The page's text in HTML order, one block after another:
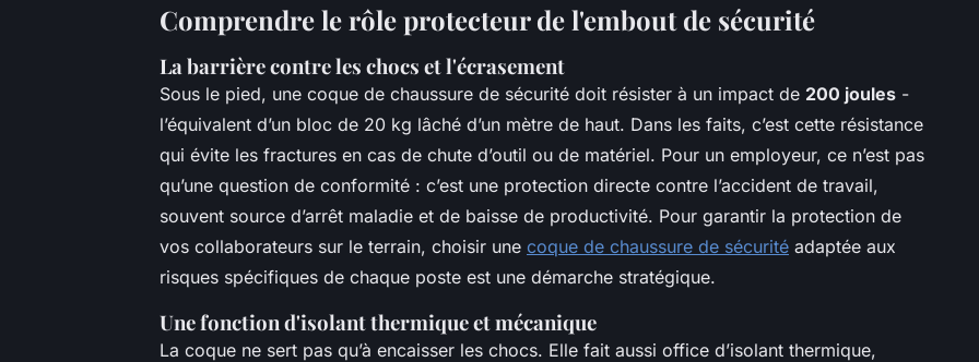
Comprendre le rôle protecteur de l'embout de sécurité
La barrière contre les chocs et l'écrasement
Sous le pied, une coque de chaussure de sécurité doit résister à un impact de 200 joules -
l’équivalent d’un bloc de 20 kg lâché d’un mètre de haut. Dans les faits, c’est cette résistance
qui évite les fractures en cas de chute d’outil ou de matériel. Pour un employeur, ce n’est pas
qu’une question de conformité : c’est une protection directe contre l’accident de travail,
souvent source d’arrêt maladie et de baisse de productivité. Pour garantir la protection de
vos collaborateurs sur le terrain, choisir une coque de chaussure de sécurité adaptée aux
risques spécifiques de chaque poste est une démarche stratégique.
Une fonction d'isolant thermique et mécanique
La coque ne sert pas qu’à encaisser les chocs. Elle fait aussi office d’isolant thermique,